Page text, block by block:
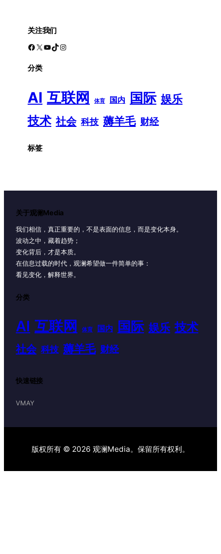
关注我们
Facebook X YouTube TikTok Instagram
分类
AI 互联网 体育 国内 国际 娱乐
技术 社会 科技 薅羊毛 财经
标签
关于观澜Media
我们相信，真正重要的，不是表面的信息，而是变化本身。
波动之中，藏着趋势；
变化背后，才是本质。
在信息过载的时代，观澜希望做一件简单的事：
看见变化，解释世界。
分类
AI 互联网 体育 国内 国际 娱乐 技术
社会 科技 薅羊毛 财经
快速链接
VMAY
版权所有 © 2026 观澜Media。保留所有权利。